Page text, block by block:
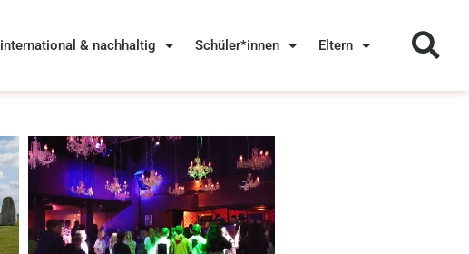
international & nachhaltig Schüler*innen Eltern